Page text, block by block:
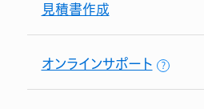
見積書作成
オンラインサポート ？